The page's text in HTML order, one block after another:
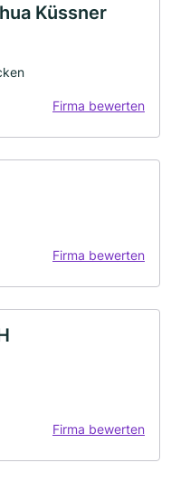
Küssner
Firma bewerten
Firma bewerten
Firma bewerten